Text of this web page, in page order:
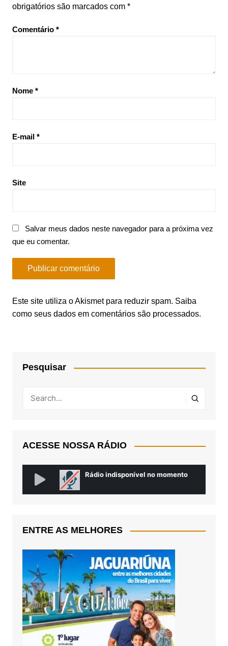
obrigatórios são marcados com *
Comentário *
Nome *
E-mail *
Site
Salvar meus dados neste navegador para a próxima vez
que eu comentar.
Este site utiliza o Akismet para reduzir spam. Saiba
como seus dados em comentários são processados.
Pesquisar
ACESSE NOSSA RÁDIO
ENTRE AS MELHORES